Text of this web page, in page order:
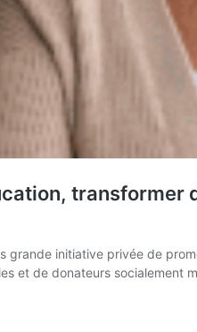
transformer
grande initiative privée de
et de donateurs